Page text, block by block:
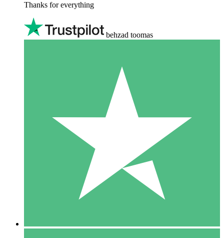
Thanks for everything
behzad toomas